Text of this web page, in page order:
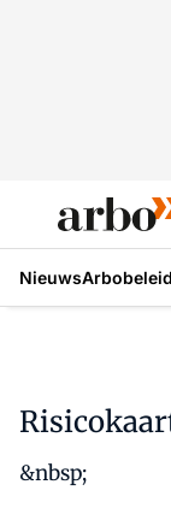
NieuwsArbobeleid
&nbsp;